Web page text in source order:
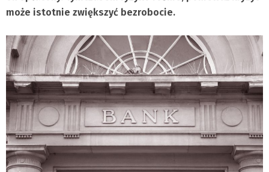
może istotnie zwiększyć bezrobocie.